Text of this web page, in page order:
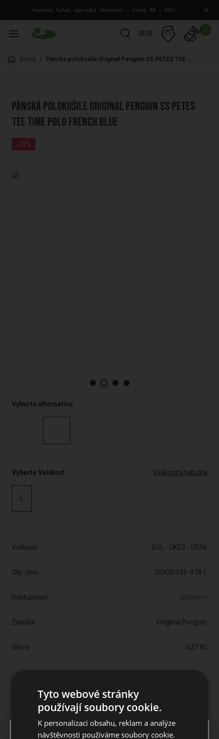
Sezónní letní výprodej oblečení - slevy 50 – 70%! ×
Blog 0
Domů /
Pánská polokošile Original Penguin SS PETES
TEE TIME POLO FRENCH BLUE
-30%
Vyberte alternativu
Vyberte Velikost Velikostní tabulka
L
Velikosti EUL - UK52 - US36
Obj. číslo OGKSF045-478-L
Dostupnost Skladem
Značka Original Penguin
Sleva -637 Kč
Do košíku
Notice
Tyto webové stránky
používají soubory cookie.
K personalizaci obsahu, reklam a analýze
návštěvnosti používáme soubory cookie.